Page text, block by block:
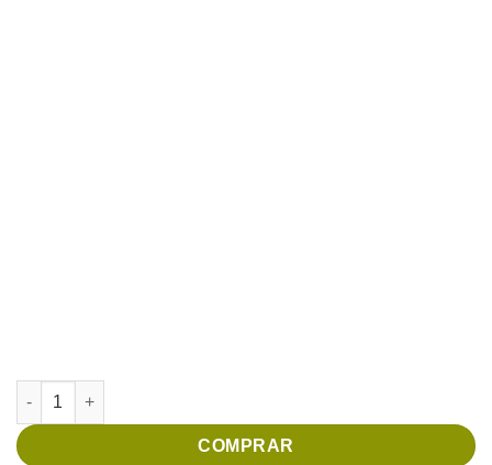
Vinho Branco Paul Mas Claude Val 750 mL quantidade
COMPRAR